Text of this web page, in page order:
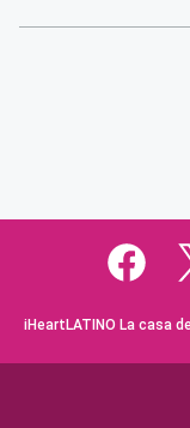
iHeartLATINO La casa